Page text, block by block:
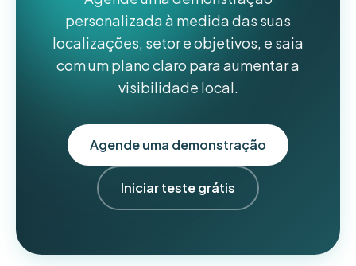
personalizada à medida das suas
localizações, setor e objetivos, e saia
com um plano claro para aumentar a
visibilidade local.
Agende uma demonstração
Iniciar teste grátis